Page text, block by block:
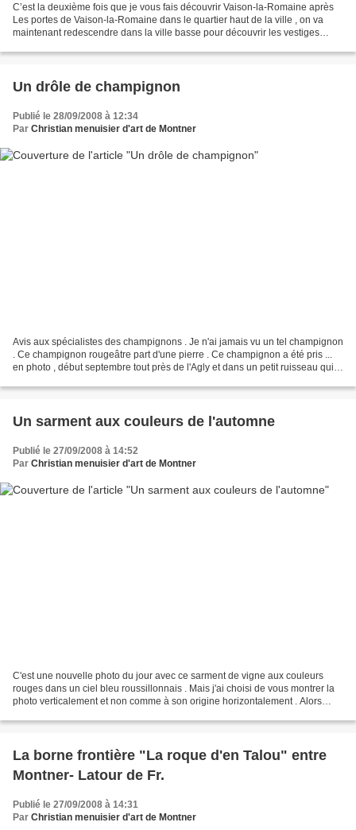
C’est la deuxième fois que je vous fais découvrir Vaison-la-Romaine après
Les portes de Vaison-la-Romaine dans le quartier haut de la ville , on va
maintenant redescendre dans la ville basse pour découvrir les vestiges
Un drôle de champignon
Publié le 28/09/2008 à 12:34
Par Christian menuisier d'art de Montner
Avis aux spécialistes des champignons . Je n'ai jamais vu un tel champignon
. Ce champignon rougeâtre part d'une pierre . Ce champignon a été pris ...
en photo , début septembre tout près de l'Agly et dans un petit ruisseau qui
Un sarment aux couleurs de l'automne
Publié le 27/09/2008 à 14:52
Par Christian menuisier d'art de Montner
C'est une nouvelle photo du jour avec ce sarment de vigne aux couleurs
rouges dans un ciel bleu roussillonnais . Mais j'ai choisi de vous montrer la
photo verticalement et non comme à son origine horizontalement . Alors
La borne frontière "La roque d'en Talou" entre
Montner- Latour de Fr.
Publié le 27/09/2008 à 14:31
Par Christian menuisier d'art de Montner